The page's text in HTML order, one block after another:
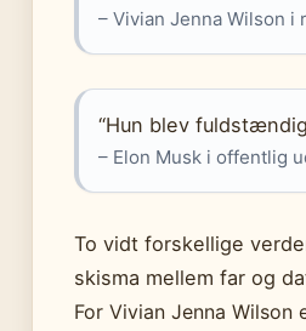
– Vivian Jenna Wilson
“Hun blev
– Elon Musk i offentlig
To vidt forskellige
skisma mellem far og
For Vivian Jenna